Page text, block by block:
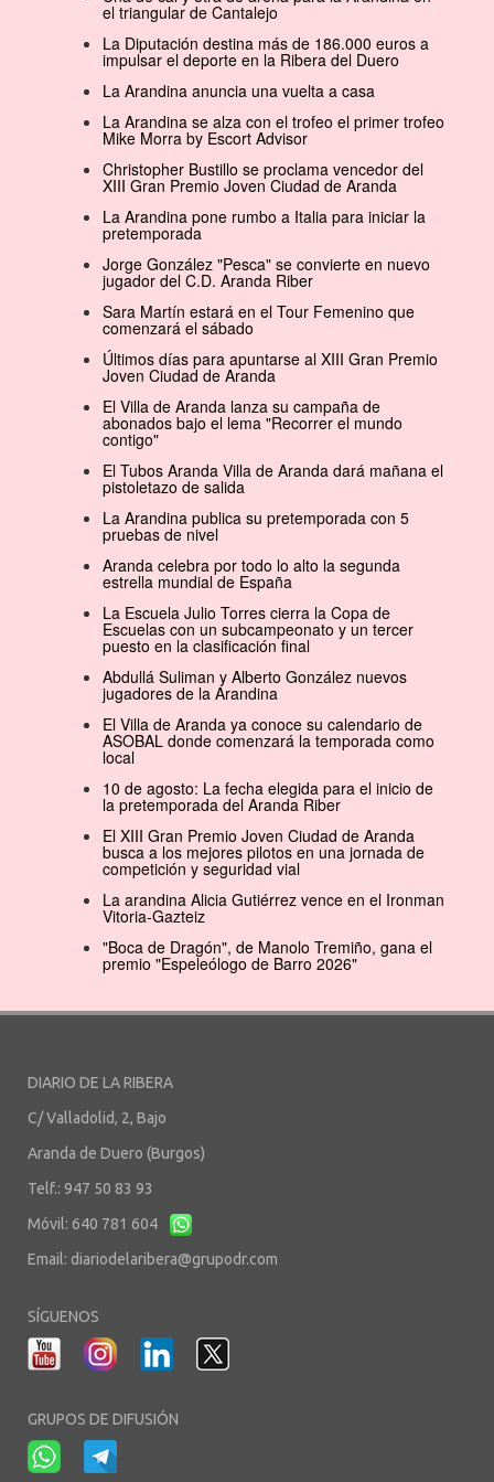
el triangular de Cantalejo
La Diputación destina más de 186.000 euros a
impulsar el deporte en la Ribera del Duero
La Arandina anuncia una vuelta a casa
La Arandina se alza con el trofeo el primer trofeo
Mike Morra by Escort Advisor
Christopher Bustillo se proclama vencedor del
XIII Gran Premio Joven Ciudad de Aranda
La Arandina pone rumbo a Italia para iniciar la
pretemporada
Jorge González "Pesca" se convierte en nuevo
jugador del C.D. Aranda Riber
Sara Martín estará en el Tour Femenino que
comenzará el sábado
Últimos días para apuntarse al XIII Gran Premio
Joven Ciudad de Aranda
El Villa de Aranda lanza su campaña de
abonados bajo el lema "Recorrer el mundo
contigo"
El Tubos Aranda Villa de Aranda dará mañana el
pistoletazo de salida
La Arandina publica su pretemporada con 5
pruebas de nivel
Aranda celebra por todo lo alto la segunda
estrella mundial de España
La Escuela Julio Torres cierra la Copa de
Escuelas con un subcampeonato y un tercer
puesto en la clasificación final
Abdullá Suliman y Alberto González nuevos
jugadores de la Arandina
El Villa de Aranda ya conoce su calendario de
ASOBAL donde comenzará la temporada como
local
10 de agosto: La fecha elegida para el inicio de
la pretemporada del Aranda Riber
El XIII Gran Premio Joven Ciudad de Aranda
busca a los mejores pilotos en una jornada de
competición y seguridad vial
La arandina Alicia Gutiérrez vence en el Ironman
Vitoria-Gazteiz
"Boca de Dragón", de Manolo Tremiño, gana el
premio "Espeleólogo de Barro 2026"
DIARIO DE LA RIBERA
C/ Valladolid, 2, Bajo
Aranda de Duero (Burgos)
Telf.: 947 50 83 93
Móvil: 640 781 604
Email: diariodelaribera@grupodr.com
SÍGUENOS
GRUPOS DE DIFUSIÓN